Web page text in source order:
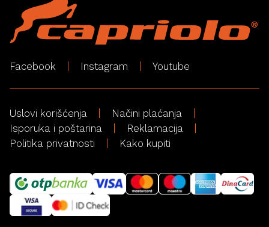
Facebook Instagram Youtube
Uslovi korišćenja
Načini plaćanja
Isporuka i poštarina
Reklamacija
Politika privatnosti
Kako kupiti